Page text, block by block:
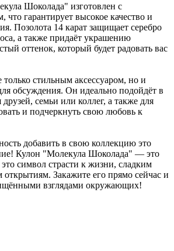
Шоколада" изготовлен с
что гарантирует высокое качество и
Позолота 14 карат защищает серебро
а также придаёт украшению
оттенок, который будет радовать вас
только стильным аксессуаром, но и
обсуждения. Он идеально подойдёт в
друзей, семьи или коллег, а также для
и подчеркнуть свою любовь к
добавить в свою коллекцию это
Кулон "Молекула Шоколада" — это
это символ страсти к жизни, сладким
Закажите его прямо сейчас и
взглядами окружающих!